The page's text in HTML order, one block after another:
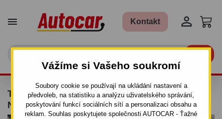
Vážíme si Vašeho soukromí
Soubory cookie se používají na ukládání nastavení a
předvoleb, na statistiku a analýzu uživatelského správání,
poskytování funkcí sociálních sítí a personalizaci obsahu a
reklam. Souhlas poskytujete společnosti AUTOCAR - Ťažné
 Kontakt 
TAŽNÉ ZAŘÍZENÍ PRO RENAULT KANGOO -
NE 4X4 - ŠROUBOVÝ SYSTÉM